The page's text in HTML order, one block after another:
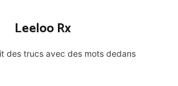
Leeloo Rx
des trucs avec des mots dedans